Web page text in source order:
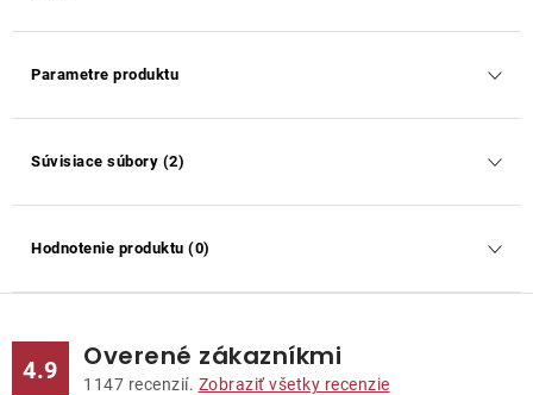
Parametre produktu
Súvisiace súbory (2)
Hodnotenie produktu (0)
4.9 Overené zákazníkmi
1147 recenzií. Zobraziť všetky recenzie